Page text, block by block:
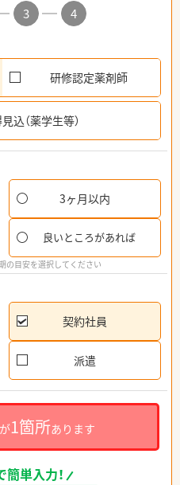
3
4
研修認定薬剤師
込（薬学生等）
3ヶ月以内
良いところがあれば
の目安を選択してください
契約社員
派遣
1箇所あります
単入力！